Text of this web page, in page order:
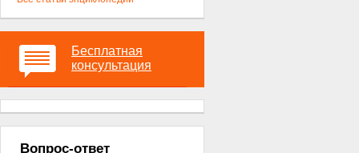
Бесплатная
консультация
Вопрос-ответ